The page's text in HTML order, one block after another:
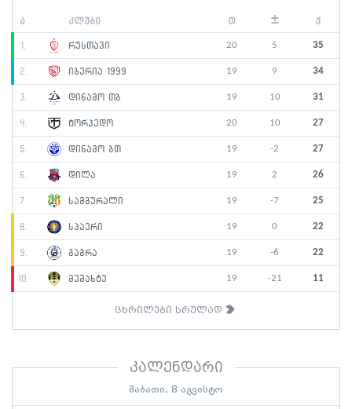
ა კლუბი თ ± ქ
1. რუსთავი 20 5 35
2. იბერია 1999 19 9 34
3. დინამო თბ 19 10 31
4. ტორპედო 20 10 27
5. დინამო ბთ 19 -2 27
6. დილა 19 2 26
7. სამგურალი 19 -7 25
8. სპაერი 19 0 22
9. გაგრა 19 -6 22
10. მეშახტე 19 -21 11
ცხრილები სრულად
კალენდარი
შაბათი, 8 აგვისტო